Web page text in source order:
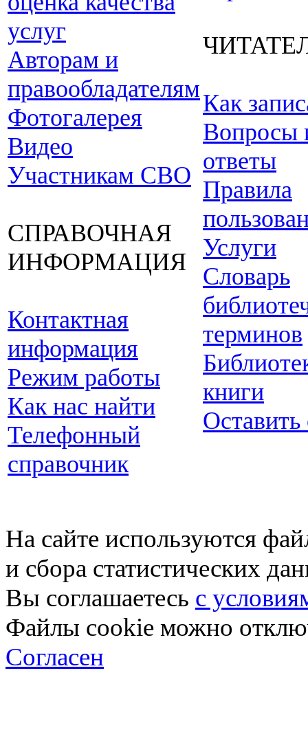
услуг
Авторам и
правообладателям
Фотогалерея
Видео
Участникам СВО
СПРАВОЧНАЯ
ИНФОРМАЦИЯ
Контактная
информация
Режим работы
Как нас найти
Телефонный
справочник
Как
Вопросы
ответы
Правила
Услуги
Словарь
терминов
книги
Оставить
На сайте используются
и сбора статистических
Вы соглашаетесь с
Файлы cookie можно
Согласен